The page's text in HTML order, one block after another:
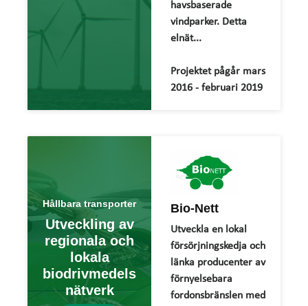
havsbaserade
vindparker. Detta
elnät...
Projektet pågår mars
2016 - februari 2019
Hållbara transporter
Utveckling av
regionala och
lokala
biodrivmedels
nätverk
Bio-Nett
Utveckla en lokal
försörjningskedja och
länka producenter av
förnyelsebara
fordonsbränslen med